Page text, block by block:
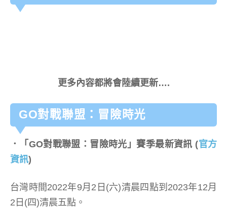
更多內容都將會陸續更新….
GO對戰聯盟：冒險時光
．「GO對戰聯盟：冒險時光」賽季最新資訊 (官方
資訊)
台灣時間2022年9月2日(六)清晨四點到2023年12月
2日(四)清晨五點。